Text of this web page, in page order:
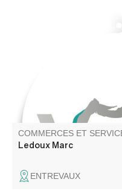
COMMERCES ET
Ledoux Marc
ENTREVAUX